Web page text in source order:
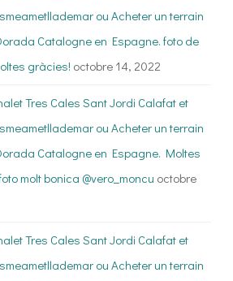
ou Acheter un terrain
Catalogne en Espagne. foto de
gràcies! octobre 14, 2022
Tres Cales Sant Jordi Calafat et
ou Acheter un terrain
Catalogne en Espagne. Moltes
molt bonica @vero_moncu octobre
Tres Cales Sant Jordi Calafat et
ou Acheter un terrain